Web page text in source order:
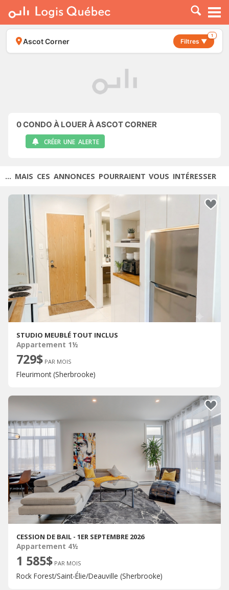
À LOUER
À VENDRE
PLACER UNE ANNONCE
Ascot Corner Filtres ▼
1
0CONDO À LOUER À ASCOT CORNER
CRÉER UNE ALERTE
... MAIS CES ANNONCES POURRAIENT VOUS INTÉRESSER
STUDIO MEUBLÉ TOUT INCLUS
Appartement 1½
729$ PAR MOIS
Fleurimont (Sherbrooke)
CESSION DE BAIL - 1ER SEPTEMBRE 2026
Appartement 4½
1 585$ PAR MOIS
Rock Forest/Saint-Élie/Deauville (Sherbrooke)